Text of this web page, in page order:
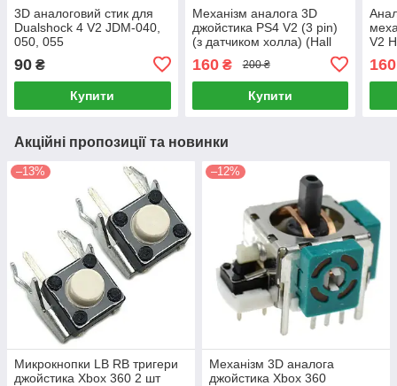
3D аналоговий стик для
Dualshock 4 V2 JDM-040,
050, 055
90 ₴
Купити
Механізм аналога 3D
джойстика PS4 V2 (3 pin)
(з датчиком холла) (Hall
160₴ 200 ₴
Купити
V2
160
Акційні пропозиції та новинки
–13%
Микрокнопки LB RB тригери
джойстика Xbox 360 2 шт
–12%
Механізм 3D аналога
джойстика Xbox 360